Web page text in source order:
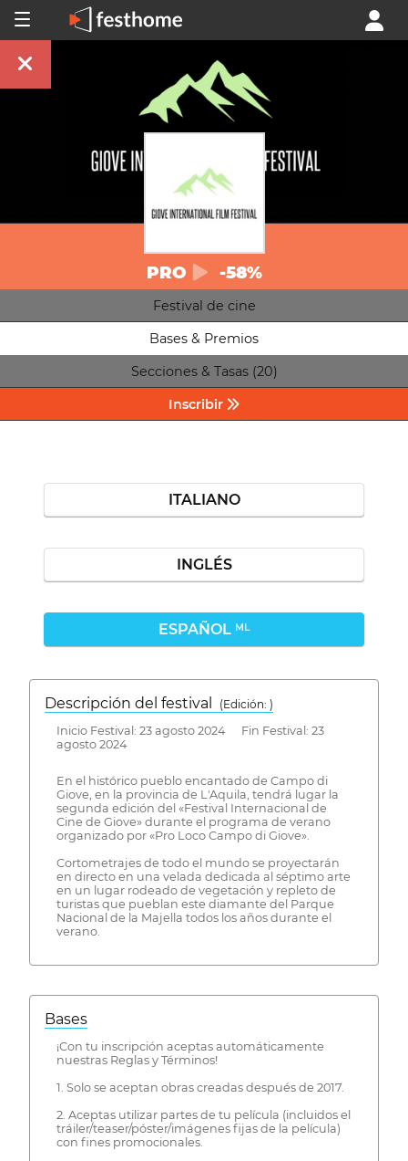
PRO -58%
Festival de cine
Bases & Premios
Secciones & Tasas (20)
Inscribir
ITALIANO
INGLÉS
ESPAÑOL ML
Descripción del festival
( Edición: )
Inicio Festival: 23 agosto 2024 Fin Festival: 23
agosto 2024
En el histórico pueblo encantado de Campo di
Giove, en la provincia de L'Aquila, tendrá lugar la
segunda edición del «Festival Internacional de
Cine de Giove» durante el programa de verano
organizado por «Pro Loco Campo di Giove».
Cortometrajes de todo el mundo se proyectarán
en directo en una velada dedicada al séptimo arte
en un lugar rodeado de vegetación y repleto de
turistas que pueblan este diamante del Parque
Nacional de la Majella todos los años durante el
verano.
Bases
¡Con tu inscripción aceptas automáticamente
nuestras Reglas y Términos!
1. Solo se aceptan obras creadas después de 2017.
2. Aceptas utilizar partes de tu película (incluidos el
tráiler/teaser/póster/imágenes fijas de la película)
con fines promocionales.